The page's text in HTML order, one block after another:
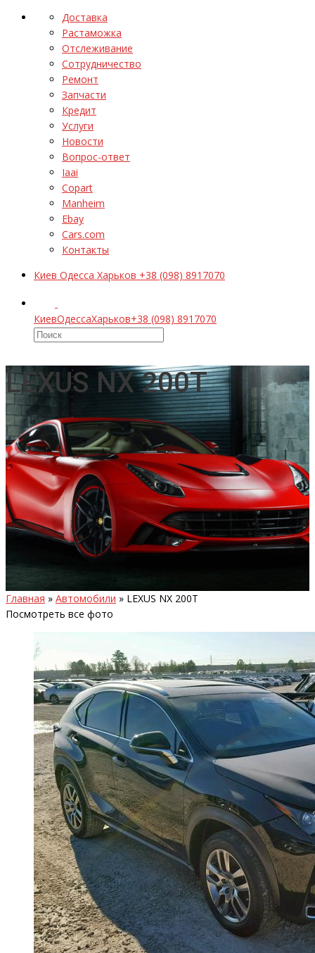
Доставка
Растаможка
Отслеживание
Сотрудничество
Ремонт
Запчасти
Кредит
Услуги
Новости
Вопрос-ответ
Iaai
Copart
Manheim
Ebay
Cars.com
Контакты
Киев Одесса Харьков +38 (098) 8917070
КиевОдессаХарьков+38 (098) 8917070
LEXUS NX 200T
Главная » Автомобили » LEXUS NX 200T
Посмотреть все фото